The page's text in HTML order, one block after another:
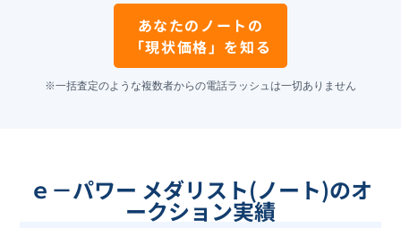
あなたの ノート の
「現状価格」を知る
※一括査定のような複数者からの電話ラッシュは一切ありません
ｅ－パワー メダリスト(ノート)のオ
ークション実績